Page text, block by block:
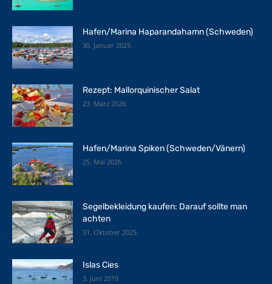
Hafen/Marina Haparandahamn (Schweden)
30. Januar 2025
Rezept: Mallorquinischer Salat
23. März 2026
Hafen/Marina Spiken (Schweden/Vänern)
25. Mai 2026
Segelbekleidung kaufen: Darauf sollte man
achten
31. Oktober 2025
Islas Cies
3. Juni 2019